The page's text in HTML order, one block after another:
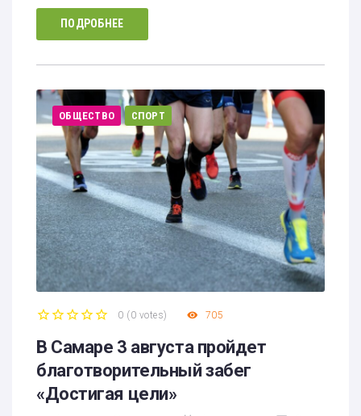
ПОДРОБНЕЕ
ОБЩЕСТВО СПОРТ
0 ( 0 votes) 705
В Самаре 3 августа пройдет
благотворительный забег
«Достигая цели»